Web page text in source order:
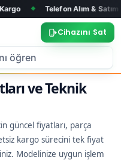
Telefon Alım & Satım ◆ Tüm
Cihazını Sat
ve Teknik
güncel fiyatları, parça
kargo sürecini tek fiyat
Modelinize uygun işlem